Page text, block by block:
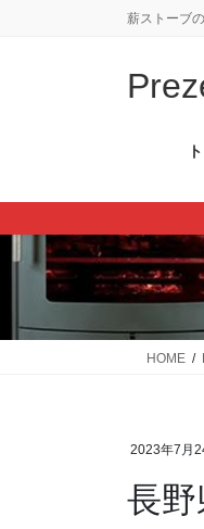
薪ストーブ
HOME
2023年7月
長